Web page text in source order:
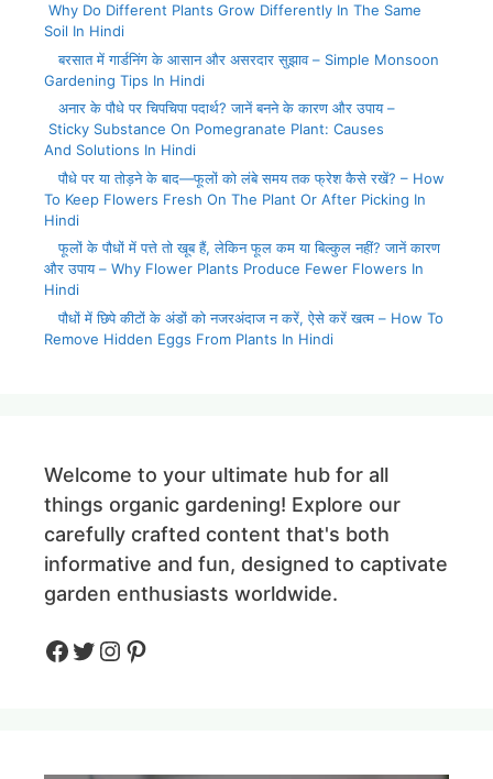
Why Do Different Plants Grow Differently In The Same
Soil In Hindi
बरसात में गार्डनिंग के आसान और असरदार सुझाव – Simple Monsoon
Gardening Tips In Hindi
अनार के पौधे पर चिपचिपा पदार्थ? जानें बनने के कारण और उपाय –
Sticky Substance On Pomegranate Plant: Causes
And Solutions In Hindi
पौधे पर या तोड़ने के बाद—फूलों को लंबे समय तक फ्रेश कैसे रखें? – How
To Keep Flowers Fresh On The Plant Or After Picking In
Hindi
फूलों के पौधों में पत्ते तो खूब हैं, लेकिन फूल कम या बिल्कुल नहीं? जानें कारण
और उपाय – Why Flower Plants Produce Fewer Flowers In
Hindi
पौधों में छिपे कीटों के अंडों को नजरअंदाज न करें, ऐसे करें खत्म – How To
Remove Hidden Eggs From Plants In Hindi
Welcome to your ultimate hub for all
things organic gardening! Explore our
carefully crafted content that's both
informative and fun, designed to captivate
garden enthusiasts worldwide.
Facebook
Twitter
Instagram
Pinteres